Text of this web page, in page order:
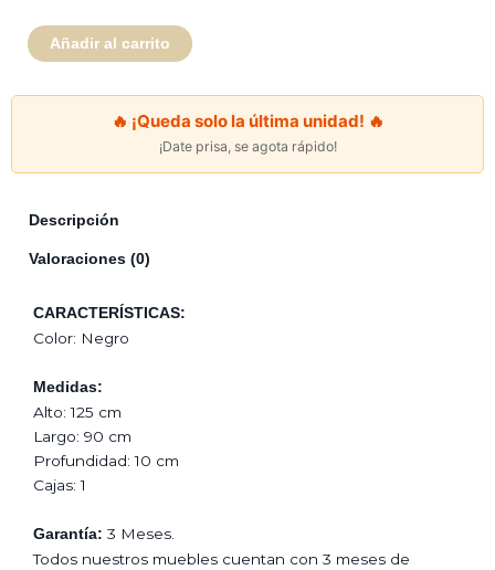
Plaza
Añadir al carrito
🔥 ¡Queda solo la última unidad! 🔥
¡Date prisa, se agota rápido!
Descripción
Valoraciones (0)
CARACTERÍSTICAS:
Color: Negro
Medidas:
Alto: 125 cm
Largo: 90 cm
Profundidad: 10 cm
Cajas: 1
Garantía: 3 Meses.
Todos nuestros muebles cuentan con 3 meses de